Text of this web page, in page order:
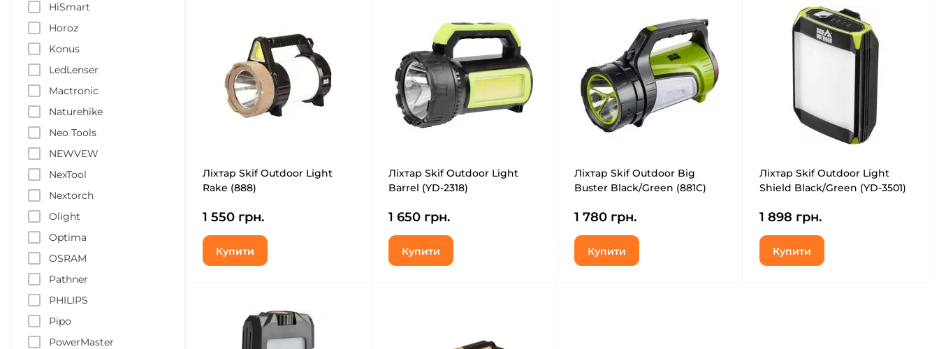
HiSmart
Horoz
Konus
LedLenser
Mactronic
Naturehike
Neo Tools
NEWVEW
NexTool
Nextorch
Olight
Optima
OSRAM
Pathner
PHILIPS
Pipo
PowerMaster
Ліхтар Skif Outdoor Light
Rake (888)
1 550 грн.
Купити
Ліхтар Skif Outdoor Light
Barrel (YD-2318)
1 650 грн.
Купити
Ліхтар Skif Outdoor Big
Buster Black/Green (881C)
1 780 грн.
Купити
Ліхтар Skif Outdoor Light
Shield Black/Green (YD-3501)
1 898 грн.
Купити